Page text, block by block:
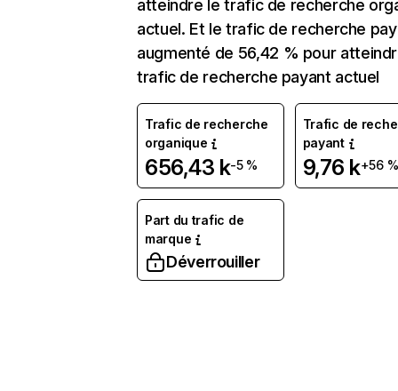
atteindre le trafic de recherche
actuel. Et le trafic de recherche
augmenté de 56,42 % pour
trafic de recherche payant actuel
Trafic de recherche
organique
656,43 k-5 %
Trafic de
payant
9,76 k+56 %
Part du trafic de
marque
Déverrouiller